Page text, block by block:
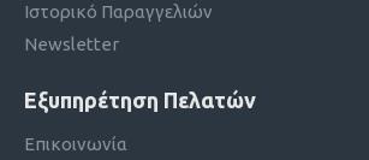
Ιστορικό Παραγγελιών
Newsletter
Εξυπηρέτηση Πελατών
Επικοινωνία